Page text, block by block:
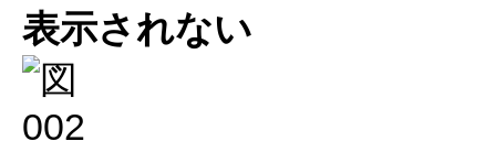
表示されない